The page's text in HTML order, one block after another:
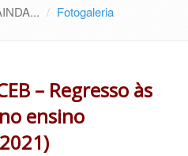
Fotogaleria
– Regresso às
ensino